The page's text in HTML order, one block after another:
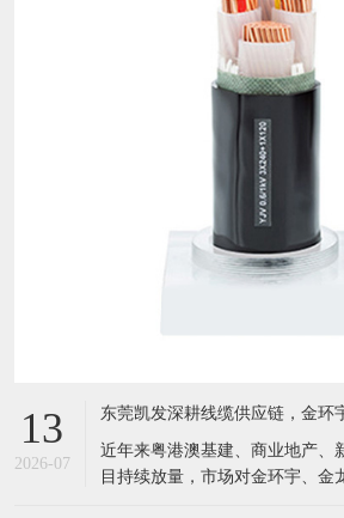
13
2026-07
近年来粤港澳基建、商业地产、
目持续放量，市场对金环宇、金